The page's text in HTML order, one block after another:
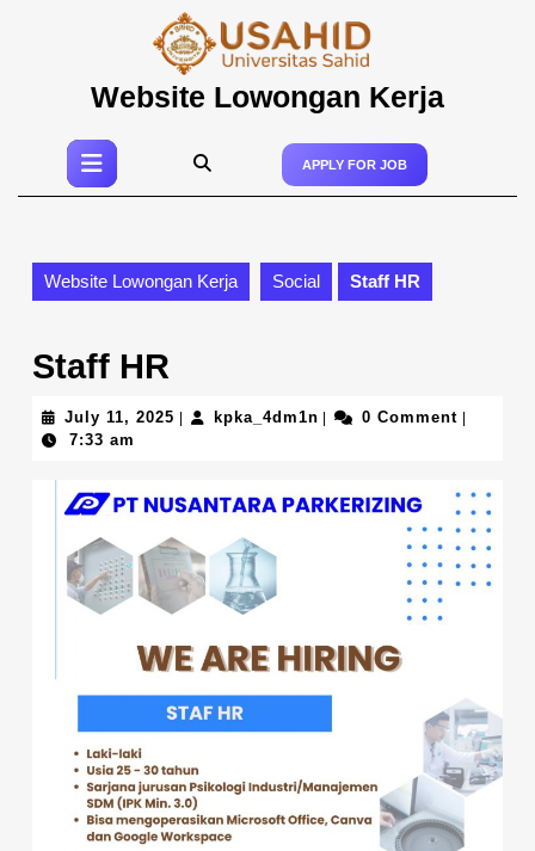
content
Website Lowongan Kerja
Open
Button
APPLY FOR JOB
Website Lowongan Kerja Social Staff HR
Staff HR
July 11, 2025 July
kpka_4dm1nkpka_4dm1n
0 Comment
7:33 am